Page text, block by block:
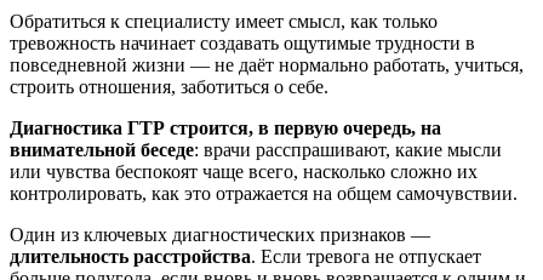
Обратиться к специалисту имеет смысл, как только
тревожность начинает создавать ощутимые трудности в
повседневной жизни — не даёт нормально работать, учиться,
строить отношения, заботиться о себе.
Диагностика ГТР строится, в первую очередь, на
внимательной беседе: врачи расспрашивают, какие мысли
или чувства беспокоят чаще всего, насколько сложно их
контролировать, как это отражается на общем самочувствии.
Один из ключевых диагностических признаков —
длительность расстройства. Если тревога не отпускает